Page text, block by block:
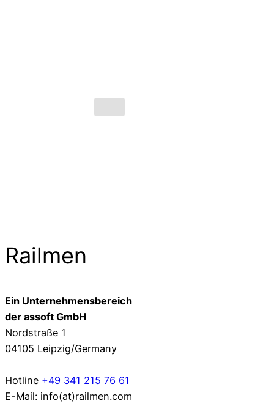
Railmen
Ein Unternehmensbereich
der assoft GmbH
Nordstraße 1
04105 Leipzig/Germany
Hotline +49 341 215 76 61
E-Mail: info(at)railmen.com